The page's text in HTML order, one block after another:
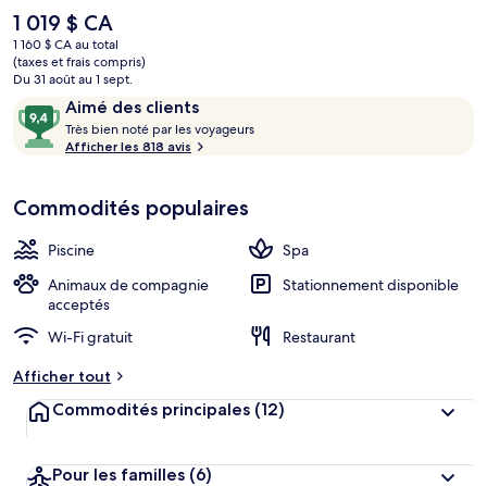
salons, un bar attenant à la piscine et un centre d’entraînement
physique. Les autres voyageurs apprécient le personnel serviable et
l’état général de l’hébergement. Le transport en commun se trouve
à quelques minutes de marche : Station de métro Sýntagma est à
quelques pas et Station de métro Panépistimio se trouve
à 8 minutes.
Le
prix
actuel
est
de 1 019 $ CA
1 019 $ CA
1 160 $ CA au total
(taxes et frais compris)
Du 31 août au 1 sept.
Avis Aimé des clients
9,4
sur
10,
clients
Très bien noté par les voyageurs
i
e
n
n
o
p
r
Afficher les 818 avis
Commodités populaires
Piscine
Spa
Animaux de compagnie
acceptés
Stationnement disponible
Wi-Fi gratuit
Restaurant
Afficher tout
Commodités principales (12)
Pour les familles (6)